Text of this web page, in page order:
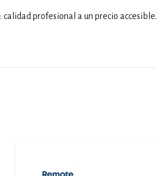
: calidad profesional a un precio accesible.